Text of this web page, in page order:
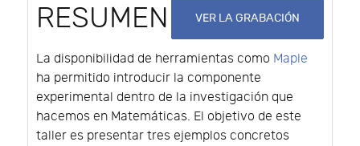
VER LA GRABACIÓN
RESUMEN
La disponibilidad de herramientas como Maple
ha permitido introducir la componente
experimental dentro de la investigación que
hacemos en Matemáticas. El objetivo de este
taller es presentar tres ejemplos concretos